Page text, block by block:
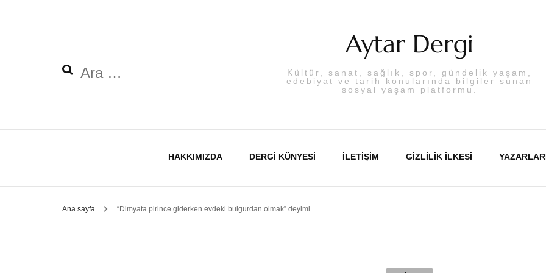
Arama:
Aytar Dergi
Kültür, sanat, sağlık, spor, gündelik yaşam,
edebiyat ve tarih konularında bilgiler sunan
sosyal yaşam platformu.
HAKKIMIZDA DERGI KÜNYESI İLETIŞIM GIZLILIK İLKESI
Ana sayfa “Dimyata pirince giderken evdeki bulgurdan olmak” deyimi